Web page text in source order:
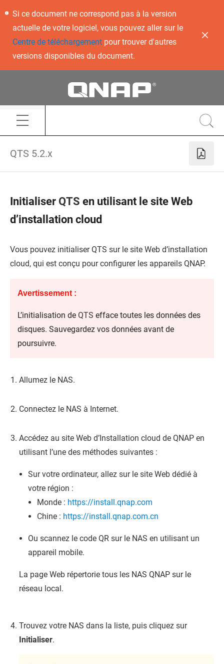
Si ce document ne correspond pas à la version
actuelle de votre logiciel, vous pouvez aller sur le
Centre de téléchargementpour trouver d'autres
versions disponibles du document.
QTS 5.2.x
Initialiser QTS en utilisant le site Web
d’installation cloud
Vous pouvez initialiserQTS sur le site Web d’installation
cloud, qui est conçu pour configurer les appareils QNAP.
Avertissement :
L’initialisation de QTS efface toutes les données des
disques. Sauvegardez vos données avant de
poursuivre.
Allumez le NAS.
Connectez le NAS à Internet.
Accédez au site Web d’Installation cloud de QNAP en
utilisant l’une des méthodes suivantes :
Sur votre ordinateur, allez sur le site Web dédié à
votre région :
Monde : https://install.qnap.com
Chine : https://install.qnap.com.cn
Ou scannez le code QR sur le NAS en utilisant un
appareil mobile.
La page Web répertorie tous les NAS QNAP sur le
réseau local.
Trouvez votre NAS dans la liste, puis cliquez sur
Initialiser.